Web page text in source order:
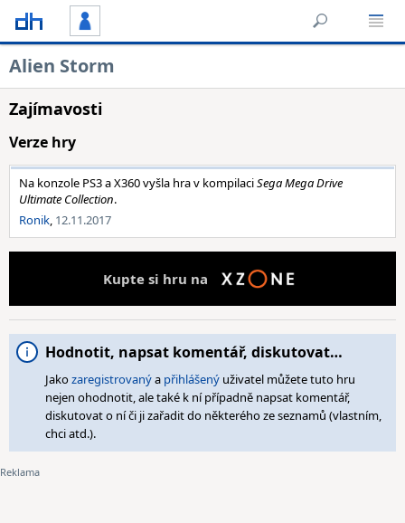
Alien Storm
Zajímavosti
Verze hry
Na konzole PS3 a X360 vyšla hra v kompilaciSega Mega Drive
Ultimate Collection.
Ronik, 12.11.2017
Kupte si hru na
Hodnotit, napsat komentář, diskutovat…
Jakozaregistrovanýa přihlášený uživatel můžete tuto hru
nejen ohodnotit, ale také k ní případně napsat komentář,
diskutovat o ní či ji zařadit do některého ze seznamů (vlastním,
chci atd.).